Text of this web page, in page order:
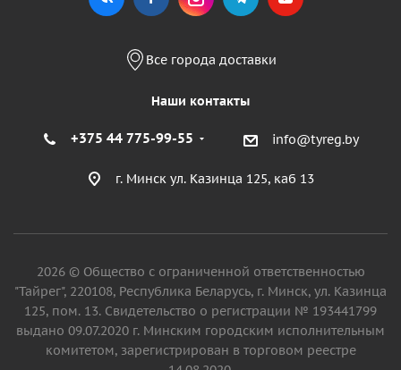
Все города доставки
Наши контакты
+375 44 775-99-55 info@tyreg.by
г. Минск ул. Казинца 125, каб 13
2026 © Общество с ограниченной ответственностью
"Тайрег", 220108, Республика Беларусь, г. Минск, ул. Казинца
125, пом. 13. Свидетельство о регистрации № 193441799
выдано 09.07.2020 г. Минским городским исполнительным
комитетом, зарегистрирован в торговом реестре